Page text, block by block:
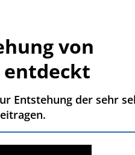
von
entdeckt
Entstehung der sehr